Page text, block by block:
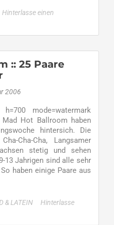
Hinterlasse einen
:: 25 Paare
2006
mode=watermark
Hot Ballroom haben
hintersich. Die
Cha-Cha, Langsamer
stetig und sehen
13 Jahrigen sind alle sehr
haben einige Paare aus
& LATEIN
Hinterlasse